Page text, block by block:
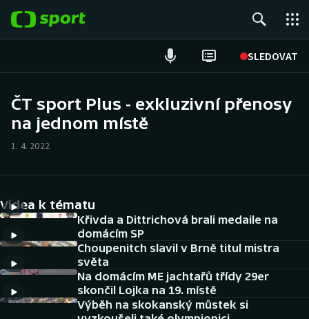
SLEDOVAT
Hokej
Cyklistika
DALŠÍ SPORTY
Americký fotbal
NEPŘEHLÉDNĚTE
ČT sport Plus - exkluzivní přenosy
na jednom místě
1. 4. 2022
Videa k tématu
Křivda a Dittrichová brali medaile na
domácím SP
Choupenitch slavil v Brně titul mistra
světa
Na domácím ME jachtařů třídy 29er
skončil Lojka na 19. místě
Výběh na skokanský můstek si